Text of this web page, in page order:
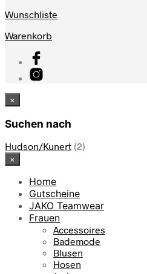
Wunschliste
Warenkorb
×
Suchen nach
Hudson/Kunert (2)
×
Home
Gutscheine
JAKO Teamwear
Frauen
Accessoires
Bademode
Blusen
Hosen